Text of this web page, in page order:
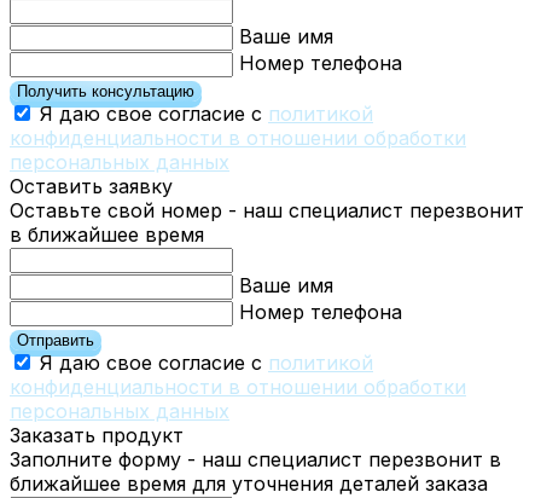
Ваше имя
Номер телефона
Получить консультацию
Я даю свое согласие с политикой
конфиденциальности в отношении обработки
персональных данных
Оставить заявку
Оставьте свой номер - наш специалист перезвонит
в ближайшее время
Ваше имя
Номер телефона
Отправить
Я даю свое согласие с политикой
конфиденциальности в отношении обработки
персональных данных
Заказать продукт
Заполните форму - наш специалист перезвонит в
ближайшее время для уточнения деталей заказа